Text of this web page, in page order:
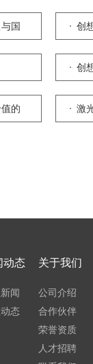
险
国
创
创
的 激
动态
闻
态
关于我们
公司介绍
合作伙伴
荣誉资质
人才招聘